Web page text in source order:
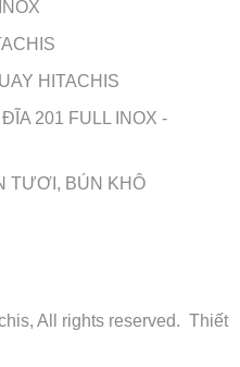
HITACHIS
201 FULL INOX -
TƯƠI, BÚN KHÔ
All rights reserved. Thiết